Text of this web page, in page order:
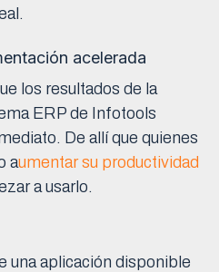
acelerada
los resultados de la
ERP de Infotools
De allí que quienes
aumentar su productividad
a usarlo.
una aplicación disponible